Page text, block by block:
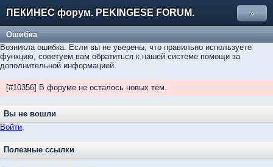
ПЕКИНЕС форум. PEKINGESE FORUM. »
Ошибка
Возникла ошибка. Если вы не уверены, что правильно используете
функцию, советуем вам обратиться к нашей системе помощи за
дополнительной информацией.
[#10356] В форуме не осталось новых тем.
Вы не вошли
Войти.
Полезные ссылки